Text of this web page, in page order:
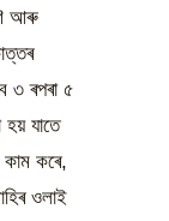
আৰু
৩ ৰপৰা ৫
যাতে
কৰে,
ওলাই